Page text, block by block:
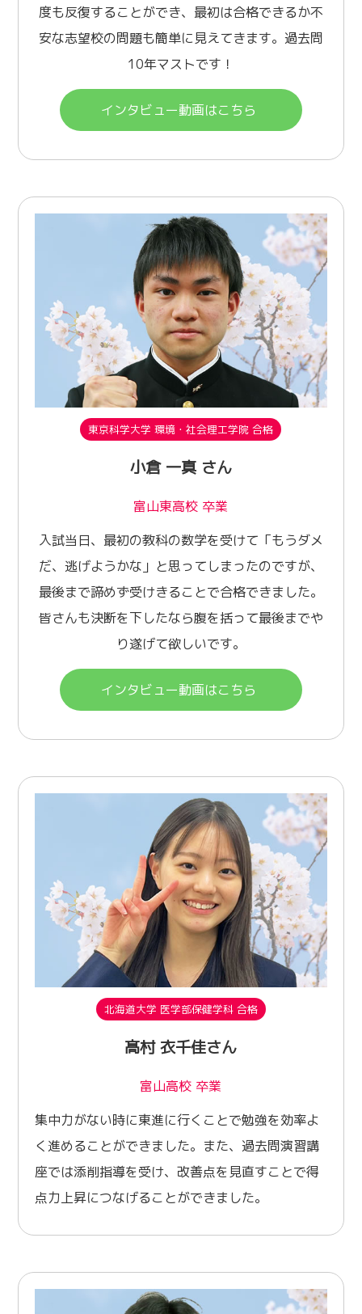
度も反復することができ、最初は合格できるか不
安な志望校の問題も簡単に見えてきます。過去問
10年マストです！
インタビュー動画はこちら
東京科学大学 環境・社会理工学院 合格
小倉 一真 さん
富山東高校 卒業
入試当日、最初の教科の数学を受けて「もうダメ
だ、逃げようかな」と思ってしまったのですが、
最後まで諦めず受けきることで合格できました。
皆さんも決断を下したなら腹を括って最後までや
り遂げて欲しいです。
インタビュー動画はこちら
北海道大学 医学部保健学科 合格
髙村 衣千佳さん
富山高校 卒業
集中力がない時に東進に行くことで勉強を効率よ
く進めることができました。また、過去問演習講
座では添削指導を受け、改善点を見直すことで得
点力上昇につなげることができました。